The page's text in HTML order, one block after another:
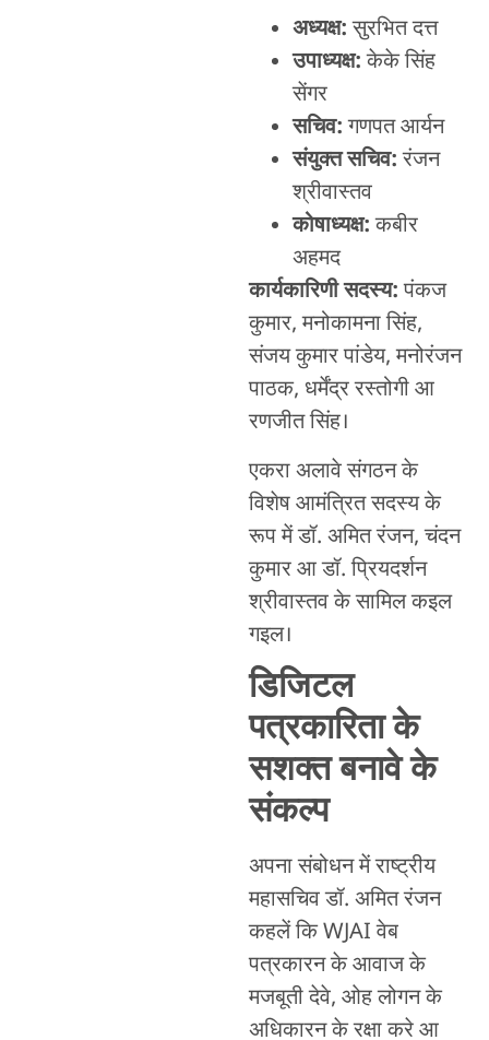
अध्यक्ष:सुरभित दत्त
उपाध्यक्ष:केके सिंह
सेंगर
सचिव:गणपत आर्यन
संयुक्त सचिव:रंजन
श्रीवास्तव
कोषाध्यक्ष:कबीर
अहमद
कार्यकारिणी सदस्य:पंकज
कुमार, मनोकामना सिंह,
संजय कुमार पांडेय, मनोरंजन
पाठक, धर्मेंद्र रस्तोगी आ
रणजीत सिंह।
एकरा अलावे संगठन के
विशेष आमंत्रित सदस्य के
रूप में डॉ. अमित रंजन, चंदन
कुमार आ डॉ. प्रियदर्शन
श्रीवास्तव के सामिल कइल
गइल।
डिजिटल
पत्रकारिता के
सशक्त बनावे के
संकल्प
अपना संबोधन में राष्ट्रीय
महासचिव डॉ. अमित रंजन
कहलें कि WJAI वेब
पत्रकारन के आवाज के
मजबूती देवे, ओह लोगन के
अधिकारन के रक्षा करे आ